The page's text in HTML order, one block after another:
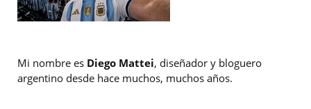
Mi nombre es Diego Mattei, diseñador y bloguero
argentino desde hace muchos, muchos años.